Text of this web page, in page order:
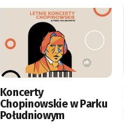
Koncerty
Chopinowskie w Parku
Południowym